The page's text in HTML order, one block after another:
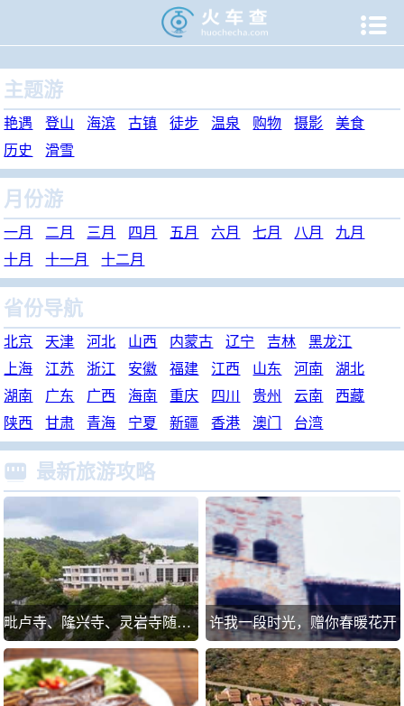

主题游
艳遇 登山 海滨 古镇 徒步 温泉 购物 摄影
美食
历史
滑雪
月份游
一月 二月 三月 四月 五月 六月 七月 八月
九月
十月
十一月 十二月
省份导航
北京 天津 河北 山西 内蒙古 辽宁 吉林
黑龙江
上海
江苏 浙江 安徽 福建 江西 山东 河南
湖北
湖南
广东 广西 海南 重庆 四川 贵州 云南
西藏
陕西
甘肃 青海 宁夏 新疆 香港 澳门 台湾
 最新旅游攻略
毗卢寺、隆兴寺、灵岩寺随拍...... 许我一段时光，赠你春暖花开